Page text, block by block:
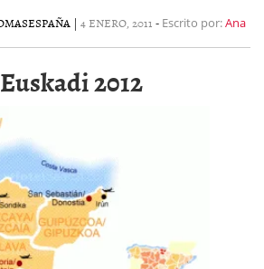
ESPAÑA | 4 ENERO, 2011 - Escrito por:Ana
2012